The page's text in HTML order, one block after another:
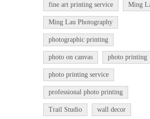
fine art printing service Ming
Ming Lau Photography
photographic printing
photo on canvas photo printing
photo printing service
professional photo printing
Trail Studio wall decor